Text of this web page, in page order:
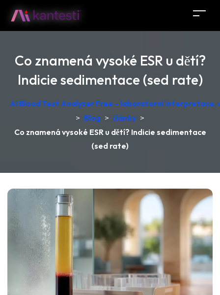
Co znamená vysoké ESR u dětí?
Indicie sedimentace (sed rate)
AI Blood Test Analyzer Free – laboratorní interpretace,
> Blog > články >
Co znamená vysoké ESR u dětí? Indicie sedimentace
(sed rate)